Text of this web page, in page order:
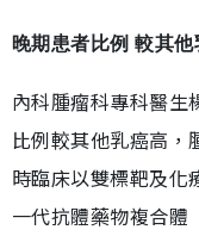
晚期患者比例 較其他
內科腫瘤科專科醫生
比例較其他乳癌高，
時臨床以雙標靶及化
一代抗體藥物複合體